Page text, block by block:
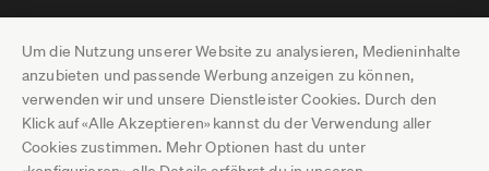
Um die Nutzung unserer Website zu analysieren, Medieninhalte
anzubieten und passende Werbung anzeigen zu können,
verwenden wir und unsere Dienstleister Cookies. Durch den
Klick auf «Alle Akzeptieren» kannst du der Verwendung aller
Cookies zustimmen. Mehr Optionen hast du unter
Impressum
Datenschutz
Pressebereich